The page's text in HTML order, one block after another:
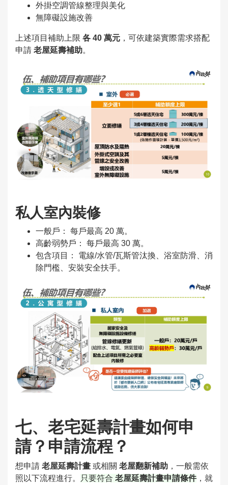
外掛空調管線整理與美化
無障礙設施改善
上述項目補助上限 各 40 萬元 ，可依建築實際需求搭配
申請 老屋延壽補助。
私人室內裝修
一般戶： 每戶最高 20 萬。
高齡弱勢戶： 每戶最高 30 萬。
包含項目： 電線/水管/瓦斯管汰換、浴室防滑、消
除門檻、安裝安全扶手。
七、老宅延壽計畫如何申
請？申請流程？
想申請 老屋延壽計畫 或相關 老屋翻新補助 ，一般需依
照以下流程進行。
只要符合 老屋延壽計畫申請條件，就